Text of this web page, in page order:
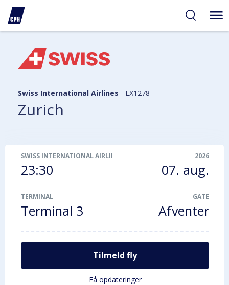
Swiss International Airlines - LX1278
Zurich
SWISS INTERNATIONAL AIRLINES
23:30
2026
07. aug.
TERMINAL
Terminal 3
GATE
Afventer
Tilmeld fly
Få opdateringer